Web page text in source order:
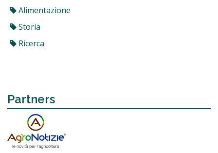
Alimentazione
Storia
Ricerca
Partners